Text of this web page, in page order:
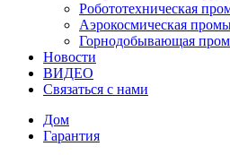
Робототехническая
Аэрокосмическая
Горнодобывающая
Новости
ВИДЕО
Связаться с нами
Дом
Гарантия